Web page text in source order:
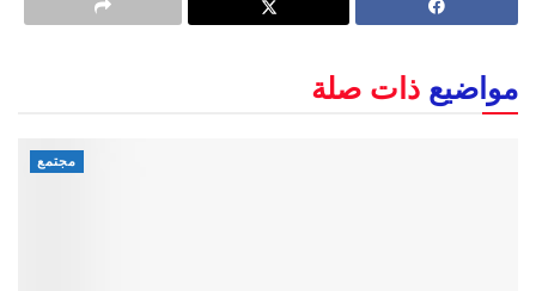
مواضيع ذات صلة
مجتمع